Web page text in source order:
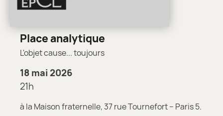
Place analytique
L'objet cause... toujours
18 mai 2026
21h
à la Maison fraternelle, 37 rue Tournefort – Paris 5.